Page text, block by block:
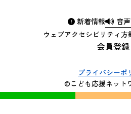
新着情報 音
会員登録
ウェブアクセシビリティ方
プライバシーポ
©こども応援ネット